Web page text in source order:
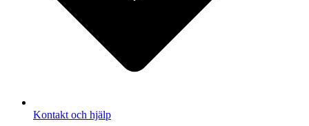
Kontakt och hjälp